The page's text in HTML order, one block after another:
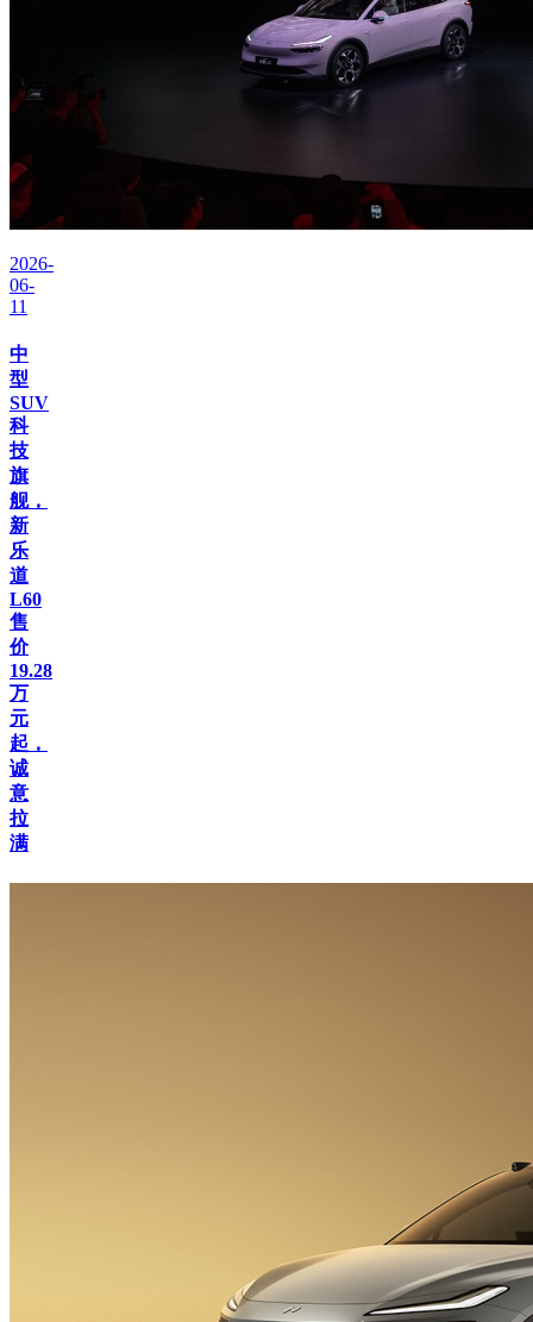
2026-
06-
11
中
型
SUV
科
技
旗
舰，
新
乐
道
L60
售
价
19.28
万
元
起，
诚
意
拉
满